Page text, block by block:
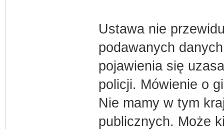
Ustawa nie
podawanych
pojawienia się
policji. Mówienie o
Nie mamy w tym
publicznych. Może